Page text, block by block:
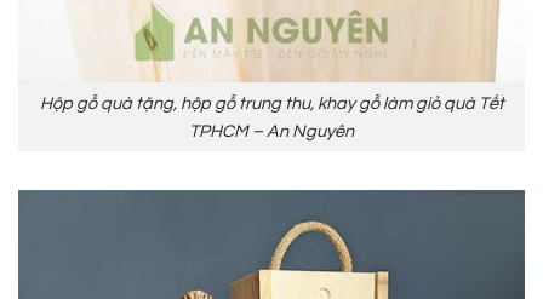
Hộp gỗ quà tặng, hộp gỗ trung thu, khay gỗ làm giỏ quà Tết
TPHCM – An Nguyên